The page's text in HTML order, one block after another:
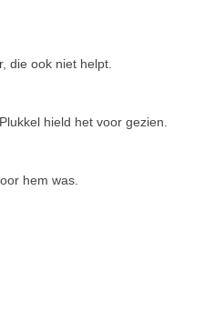
die ook niet helpt.
hield het voor gezien.
hem was.